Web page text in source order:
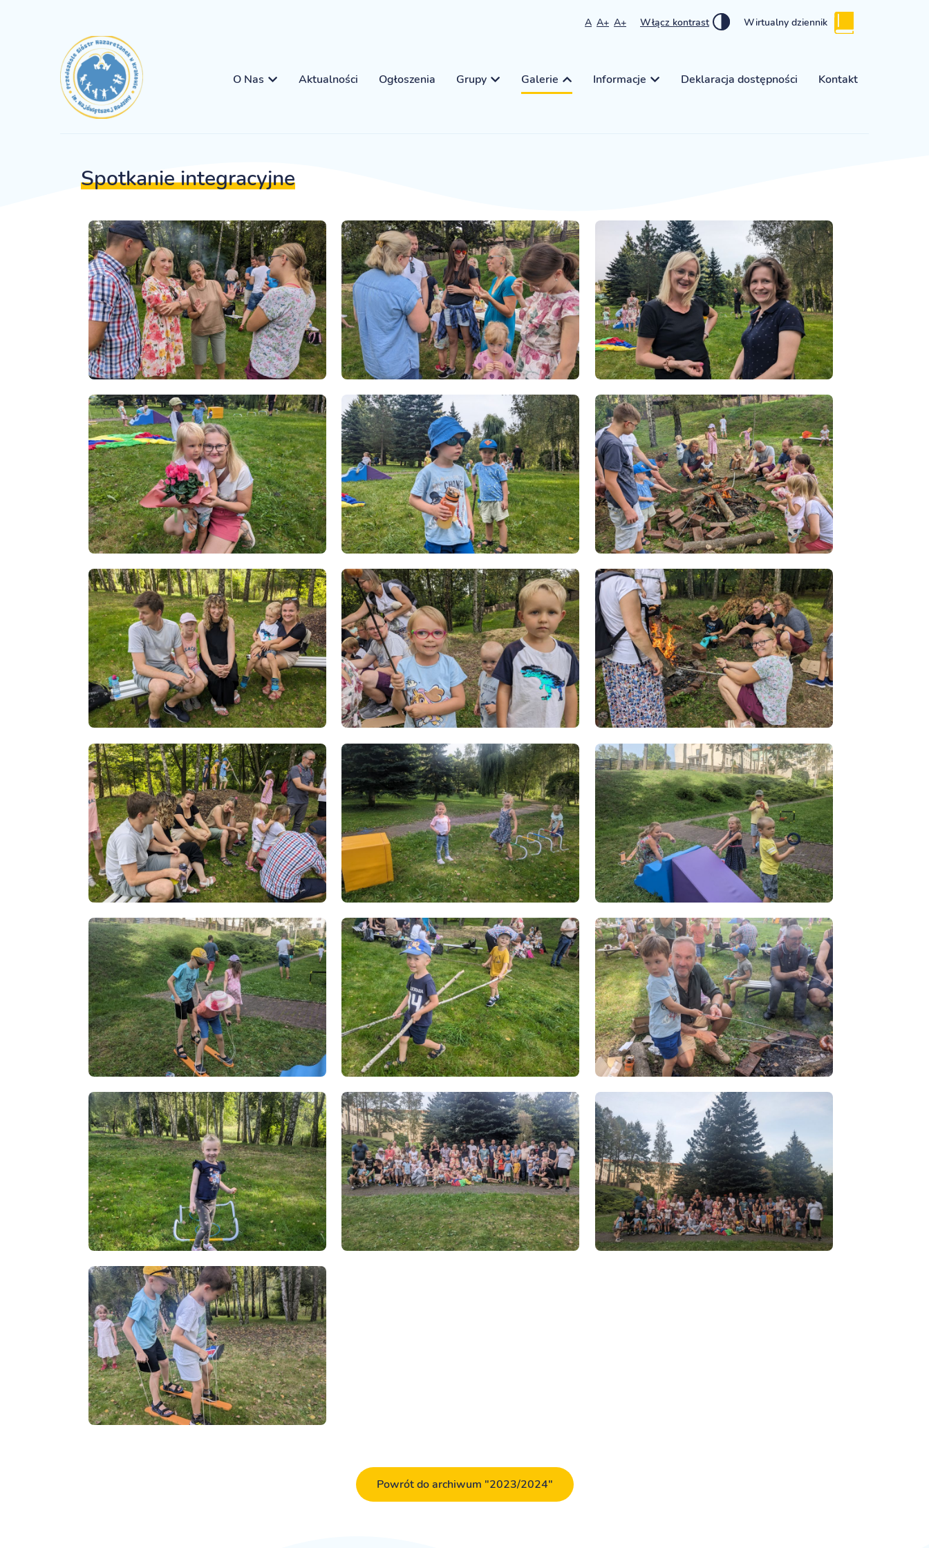
A A+ A+ Włącz kontrast Wirtualny dziennik
O Nas Aktualności Ogłoszenia Grupy Galerie Informacje Deklaracja dostępności Kontakt
Spotkanie integracyjne
Powrót do archiwum "2023/2024"